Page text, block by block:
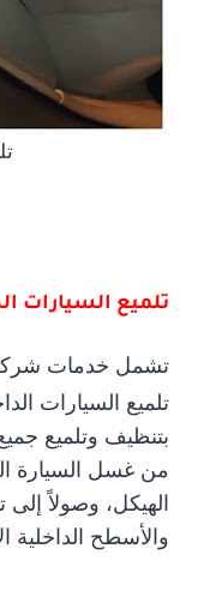
تلميع السيارات
تشمل خدمات
تلميع السيارات
بتنظيف وتلميع
من غسل السيارة
الهيكل، وصولاً
والأسطح الداخلية